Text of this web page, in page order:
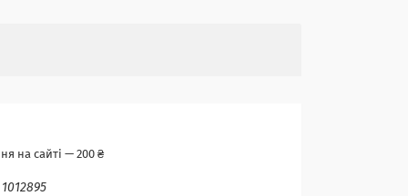
на сайті — 200 ₴
1012895